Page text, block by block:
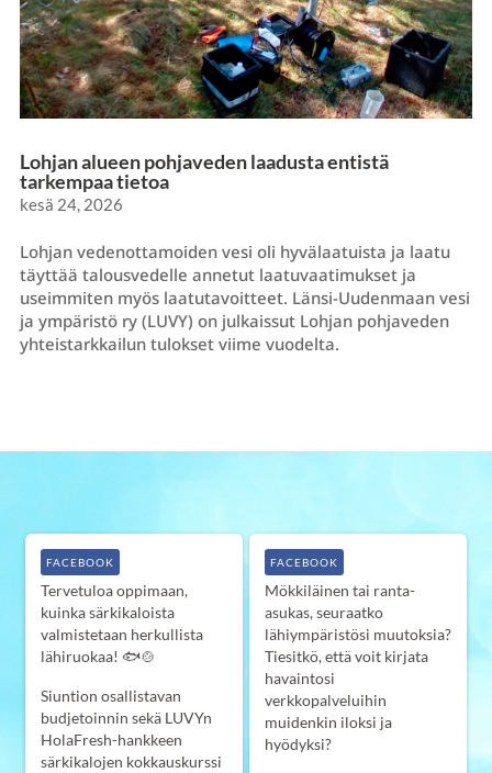
Lohjan alueen pohjaveden laadusta entistä
tarkempaa tietoa
kesä 24, 2026
Lohjan vedenottamoiden vesi oli hyvälaatuista ja laatu
täyttää talousvedelle annetut laatuvaatimukset ja
useimmiten myös laatutavoitteet. Länsi-Uudenmaan vesi
ja ympäristö ry (LUVY) on julkaissut Lohjan pohjaveden
yhteistarkkailun tulokset viime vuodelta.
Tervetuloa oppimaan,
kuinka särkikaloista
valmistetaan herkullista
lähiruokaa! 🐟🍲
Siuntion osallistavan
budjetoinnin sekä LUVYn
HolaFresh-hankkeen
särkikalojen kokkauskurssi
FACEBOOK
Mökkiläinen tai ranta-
asukas, seuraatko
lähiympäristösi muutoksia?
Tiesitkö, että voit kirjata
havaintosi
verkkopalveluihin
muidenkin iloksi ja
hyödyksi?
FACEBOOK